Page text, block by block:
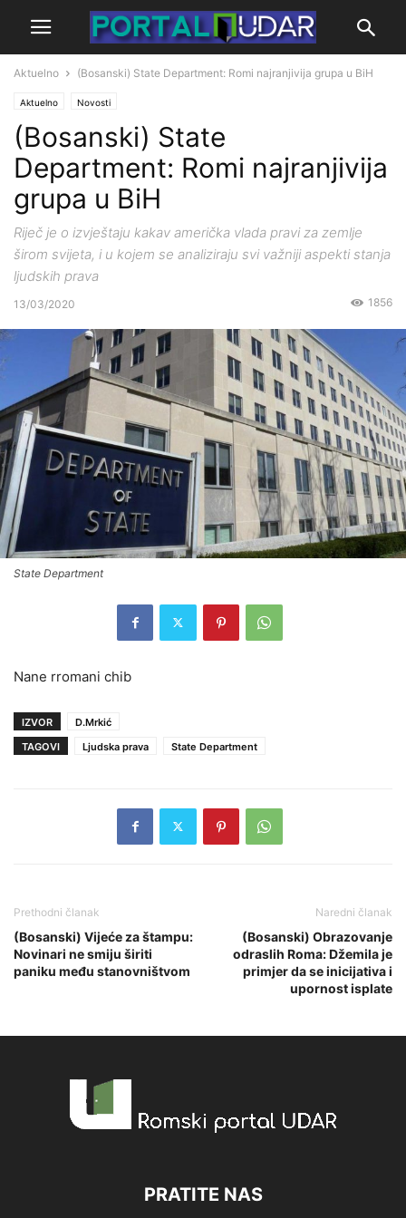
Aktuelno (Bosanski) State Department: Romi najranjivija grupa u BiH
Aktuelno Novosti
(Bosanski) State
Department: Romi najranjivija
grupa u BiH
Riječ je o izvještaju kakav američka vlada pravi za zemlje
širom svijeta, i u kojem se analiziraju svi važniji aspekti stanja
ljudskih prava
13/03/2020 1856
State Department
Nane rromani chib
IZVOR
D.Mrkić
TAGOVI
Ljudska prava State Department
Prethodni članak
(Bosanski) Vijeće za štampu:
Novinari ne smiju širiti
paniku među stanovništvom
Naredni članak
(Bosanski) Obrazovanje
odraslih Roma: Džemila je
primjer da se inicijativa i
upornost isplate
PRATITE NAS